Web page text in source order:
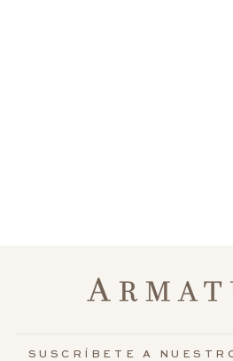
SUSCRÍBETE A